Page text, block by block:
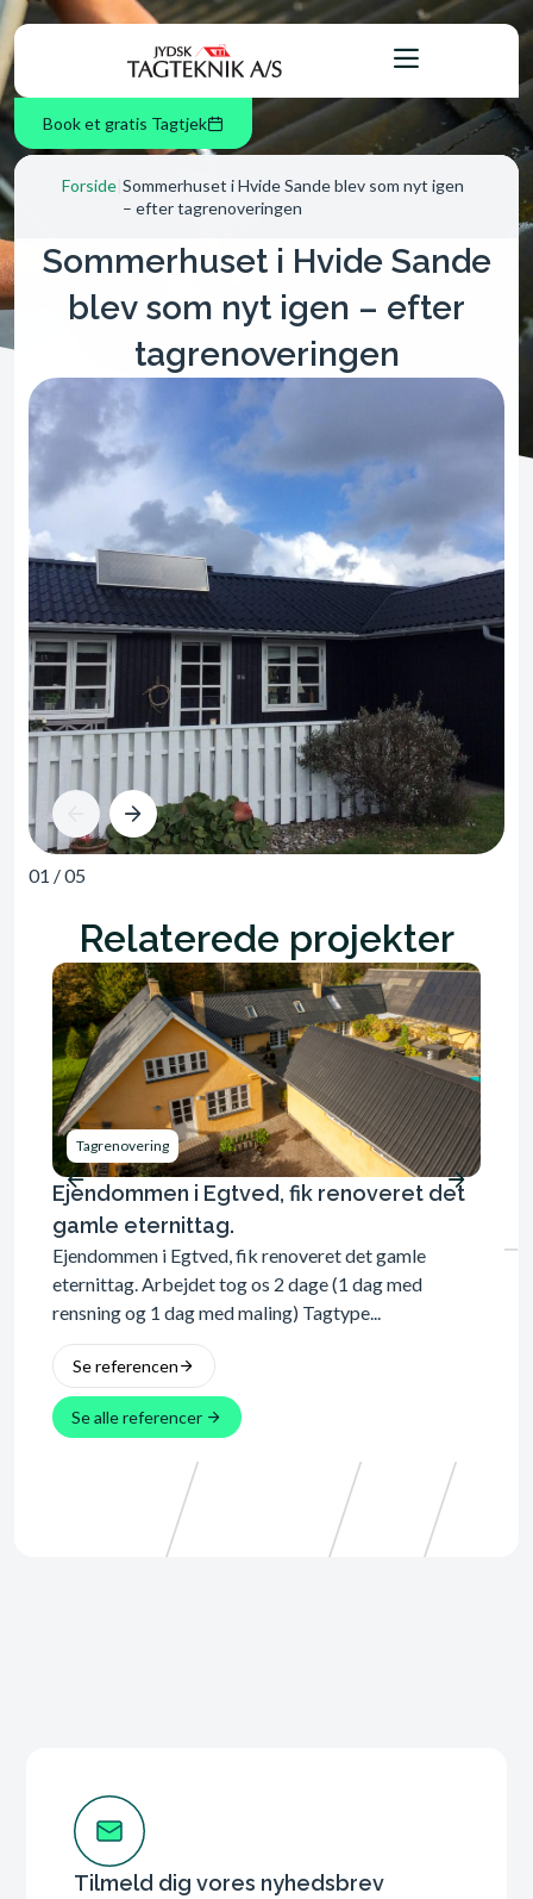
Book et gratis Tagtjek
Forside Sommerhuset i Hvide Sande blev som nyt igen
– efter tagrenoveringen
Sommerhuset i Hvide Sande
blev som nyt igen – efter
tagrenoveringen
01 /05
Relaterede projekter
Tagrenovering
Ejendommen i Egtved, fik renoveret det
gamle eternittag.
Ejendommen i Egtved, fik renoveret det gamle
eternittag. Arbejdet tog os 2 dage (1 dag med
rensning og 1 dag med maling) Tagtype...
Se referencen
Se alle referencer
Tilmeld dig vores nyhedsbrev